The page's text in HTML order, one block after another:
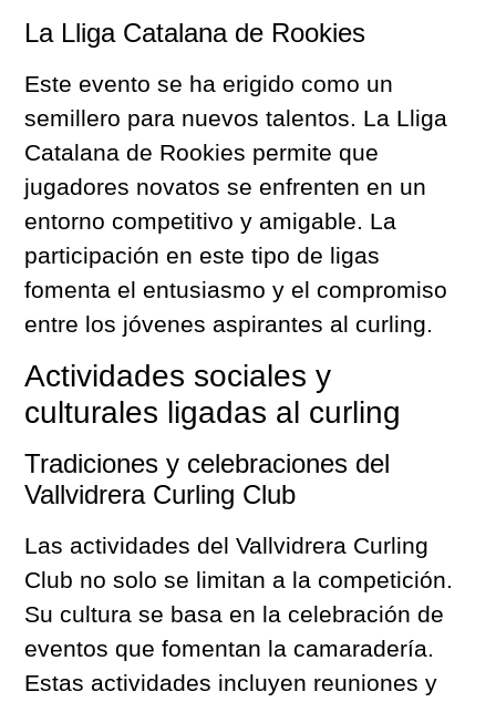
La Lliga Catalana de Rookies
Este evento se ha erigido como un
semillero para nuevos talentos. La Lliga
Catalana de Rookies permite que
jugadores novatos se enfrenten en un
entorno competitivo y amigable. La
participación en este tipo de ligas
fomenta el entusiasmo y el compromiso
entre los jóvenes aspirantes al curling.
Actividades sociales y
culturales ligadas al curling
Tradiciones y celebraciones del
Vallvidrera Curling Club
Las actividades del Vallvidrera Curling
Club no solo se limitan a la competición.
Su cultura se basa en la celebración de
eventos que fomentan la camaradería.
Estas actividades incluyen reuniones y